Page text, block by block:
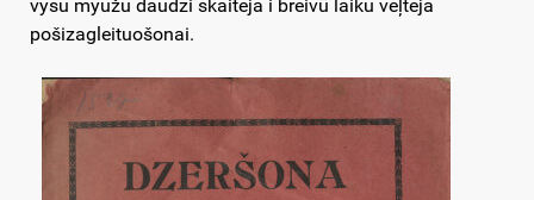
vysu myužu daudzi skaiteja i breivū laiku veļteja
pošizagleituošonai.